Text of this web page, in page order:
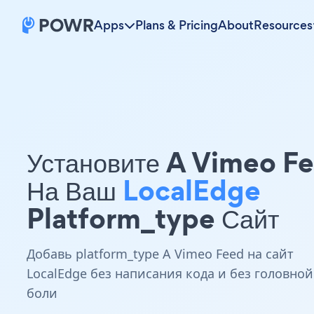
Apps Plans & PricingAboutResources
Установите A Vimeo
На Ваш LocalEdge
Platform_type Сайт
Добавь platform_type A Vimeo Feed на сайт
LocalEdge без написания кода и без головной
боли